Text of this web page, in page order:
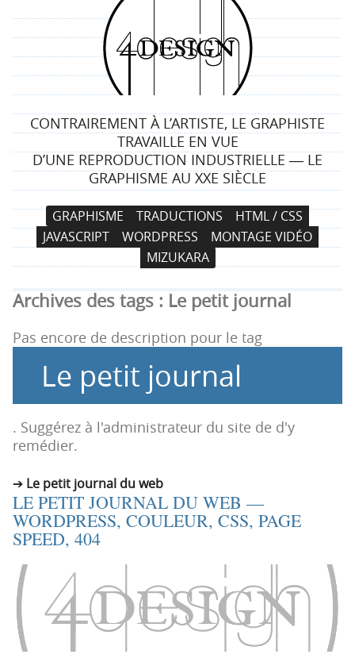
4
d
e
s
i
g
n
CONTRAIREMENT À L’ARTISTE, LE GRAPHISTE
TRAVAILLE EN VUE
D’UNE REPRODUCTION INDUSTRIELLE ― LE
GRAPHISME AU XXE SIÈCLE
N
a
v
i
g
a
t
i
p
i
c
i
p
a
e
A
l
l
e
r
a
u
c
t
n
GRAPHISME TRADUCTIONS
HTML / CSS
JAVASCRIPT
WORDPRESS
MONTAGE VIDÉO
MIZUKARA
Archives des tags : Le petit journal
Pas encore de description pour le tag
Le petit journal
. Suggérez à l'administrateur du site de d'y
remédier.
Le petit journal du web
LE PETIT JOURNAL DU WEB —
WORDPRESS, COULEUR, CSS, PAGE
SPEED, 404